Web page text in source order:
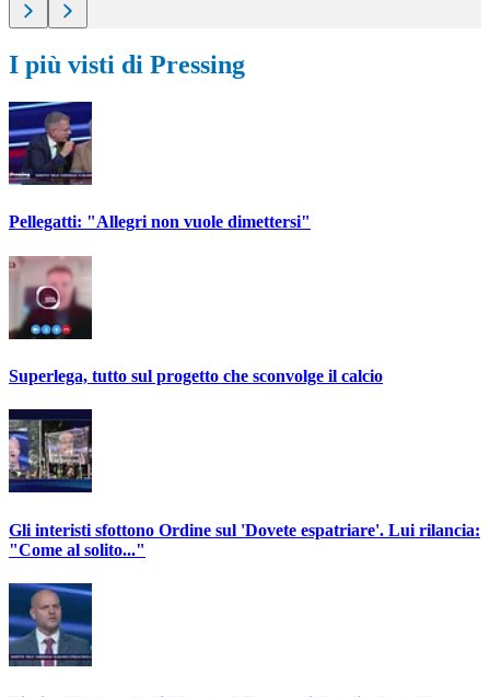
I più visti di Pressing
Pellegatti: "Allegri non vuole dimettersi"
Superlega, tutto sul progetto che sconvolge il calcio
Gli interisti sfottono Ordine sul 'Dovete espatriare'. Lui rilancia:
"Come al solito..."